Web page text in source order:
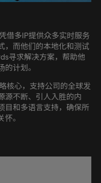
借多IP提供众多实时服务
，而他们的本地化和测试
寻求解决方案，帮助他
计划。
核心，支持公司的全球发
源不断、引人入胜的内
目和多语言支持，确保所
。